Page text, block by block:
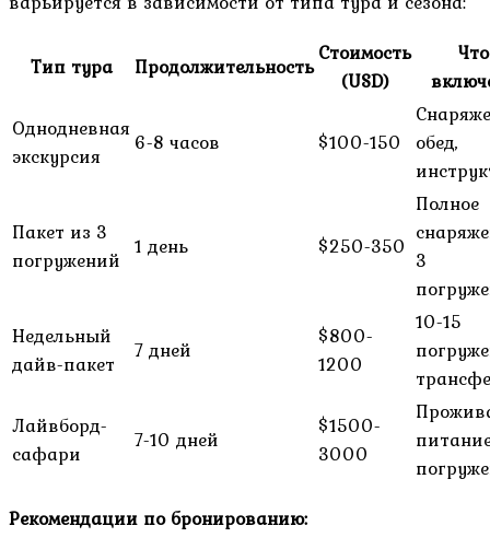
Тип тура ПродолжительностьСтоимость
(USD)
Что
Однодневная
экскурсия
6-8 часов $100-150
обед,
Пакет из 3
погружений 1 день $250-350
Полное
3
Недельный
дайв-пакет
7 дней
$800-
1200
10-15
Лайвборд-
сафари
7-10 дней
$1500-
3000
Рекомендации по бронированию: